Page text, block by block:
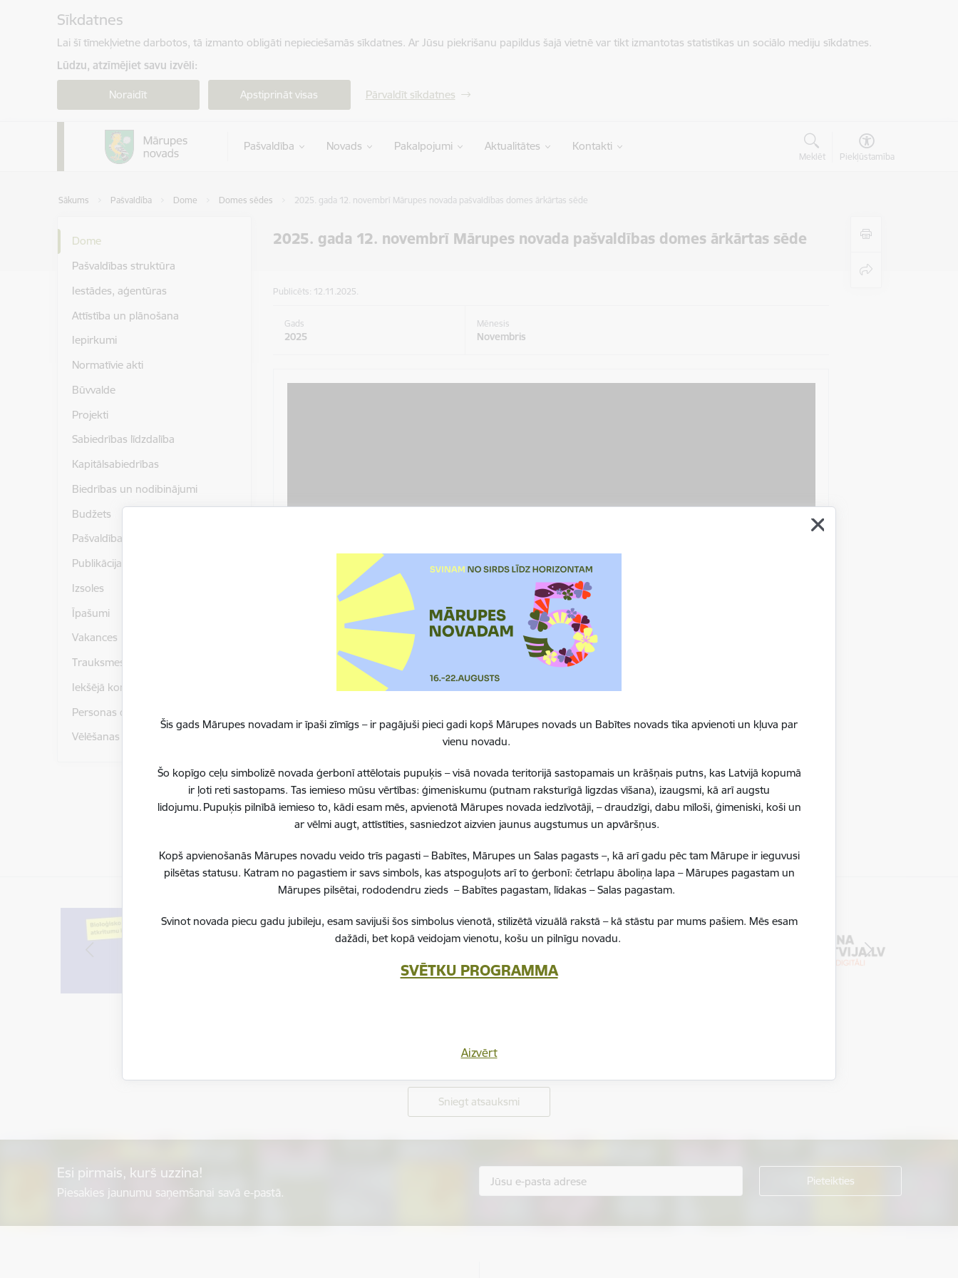
Sīkdatnes
Lai šī tīmekļvietne darbotos, tā izmanto obligāti nepieciešamās sīkdatnes. Ar Jūsu piekrišanu papildus šajā vietnē var tikt izmantotas statistikas un sociālo mediju sīkdatnes.
Lūdzu, atzīmējiet savu izvēli:
Noraidīt Apstiprināt visas Pārvaldīt sīkdatnes
Pašvaldība Novads Pakalpojumi Aktualitātes Kontakti
Meklēt Piekļūstamība
Sākums Pašvaldība Dome Domes sēdes 2025. gada 12. novembrī Mārupes novada pašvaldības domes ārkārtas sēde
2025. gada 12. novembrī Mārupes novada pašvaldības domes ārkārtas sēde
Šis gads Mārupes novadam ir īpaši zīmīgs – ir pagājuši pieci gadi kopš Mārupes novads un Babītes novads tika apvienoti un kļuva par
vienu novadu.
Šo kopīgo ceļu simbolizē novada ģerbonī attēlotais pupuķis – visā novada teritorijā sastopamais un krāšņais putns, kas Latvijā kopumā
ir ļoti reti sastopams. Tas iemieso mūsu vērtības: ģimeniskumu (putnam raksturīgā ligzdas vīšana), izaugsmi, kā arī augstu
lidojumu. Pupuķis pilnībā iemieso to, kādi esam mēs, apvienotā Mārupes novada iedzīvotāji, – draudzīgi, dabu mīloši, ģimeniski, koši un
ar vēlmi augt, attīstīties, sasniedzot aizvien jaunus augstumus un apvāršņus.
Kopš apvienošanās Mārupes novadu veido trīs pagasti – Babītes, Mārupes un Salas pagasts –, kā arī gadu pēc tam Mārupe ir ieguvusi
pilsētas statusu. Katram no pagastiem ir savs simbols, kas atspoguļots arī to ģerbonī: četrlapu āboliņa lapa – Mārupes pagastam un
Mārupes pilsētai, rododendru zieds – Babītes pagastam, līdakas – Salas pagastam.
Svinot novada piecu gadu jubileju, esam savijuši šos simbolus vienotā, stilizētā vizuālā rakstā – kā stāstu par mums pašiem. Mēs esam
dažādi, bet kopā veidojam vienotu, košu un pilnīgu novadu.
SVĒTKU PROGRAMMA
Aizvērt
Dome
Pašvaldības struktūra
Iestādes, aģentūras
Attīstība un plānošana
Iepirkumi
Normatīvie akti
Būvvalde
Projekti
Sabiedrības līdzdalība
Kapitālsabiedrības
Biedrības un nodibinājumi
Budžets
Pašvaldības publiskais pārskats
Publikācijas un pētījumi
Izsoles
Īpašumi
Vakances
Trauksmes celšana
Iekšējā kontroles sistēma
Personas datu aizsardzība
Vēlēšanas
Publicēts: 12.11.2025.
Gads
2025
Mēnesis
Novembris
Lejupielādēt:
LĒMUMPROJEKTI
Lēmumi
Vai šī informācija bija noderīga?
Sniegt atsauksmi
Esi pirmais, kurš uzzina!
Piesakies jaunumu saņemšanai savā e-pastā.